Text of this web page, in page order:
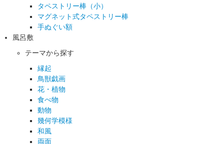
タペストリー棒（小）
マグネット式タペストリー棒
手ぬぐい額
風呂敷
テーマから探す
縁起
鳥獣戯画
花・植物
食べ物
動物
幾何学模様
和風
両面